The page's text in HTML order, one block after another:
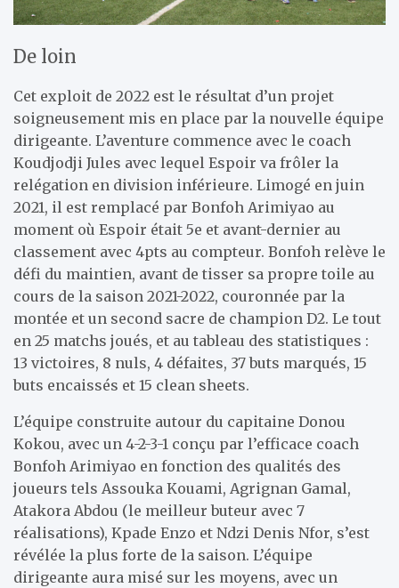
De loin
Cet exploit de 2022 est le résultat d’un projet
soigneusement mis en place par la nouvelle équipe
dirigeante. L’aventure commence avec le coach
Koudjodji Jules avec lequel Espoir va frôler la
relégation en division inférieure. Limogé en juin
2021, il est remplacé par Bonfoh Arimiyao au
moment où Espoir était 5e et avant-dernier au
classement avec 4pts au compteur. Bonfoh relève le
défi du maintien, avant de tisser sa propre toile au
cours de la saison 2021-2022, couronnée par la
montée et un second sacre de champion D2. Le tout
en 25 matchs joués, et au tableau des statistiques :
13 victoires, 8 nuls, 4 défaites, 37 buts marqués, 15
buts encaissés et 15 clean sheets.
L’équipe construite autour du capitaine Donou
Kokou, avec un 4-2-3-1 conçu par l’efficace coach
Bonfoh Arimiyao en fonction des qualités des
joueurs tels Assouka Kouami, Agrignan Gamal,
Atakora Abdou (le meilleur buteur avec 7
réalisations), Kpade Enzo et Ndzi Denis Nfor, s’est
révélée la plus forte de la saison. L’équipe
dirigeante aura misé sur les moyens, avec un